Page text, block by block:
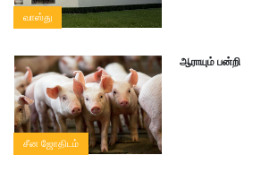
வாஸ்து
சீன ஜோதிடம்
ஆராயும் பன்றி